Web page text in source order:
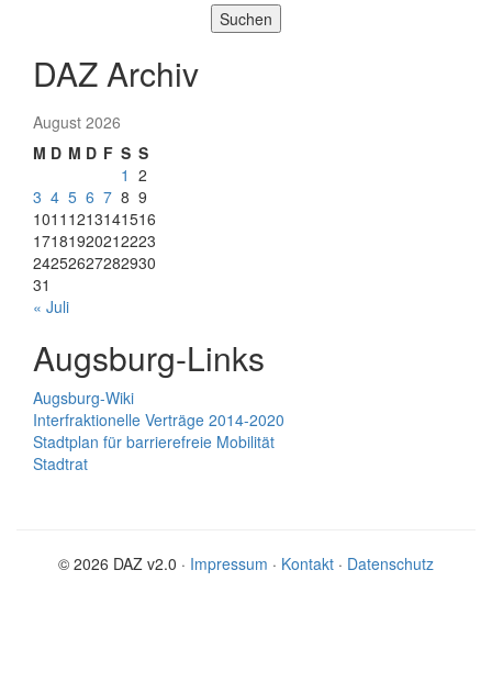
Suchen
DAZ Archiv
August 2026
M D M D F S S
1 2
3 4 5 6 7 8 9
1011 1213141516
17181920212223
24252627282930
31
« Juli
Augsburg-Links
Augsburg-Wiki
Interfraktionelle Verträge 2014-2020
Stadtplan für barrierefreie Mobilität
Stadtrat
© 2026 DAZ v2.0 · Impressum · Kontakt · Datenschutz